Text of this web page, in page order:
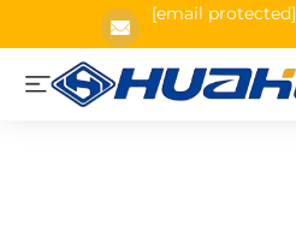
[email protected]